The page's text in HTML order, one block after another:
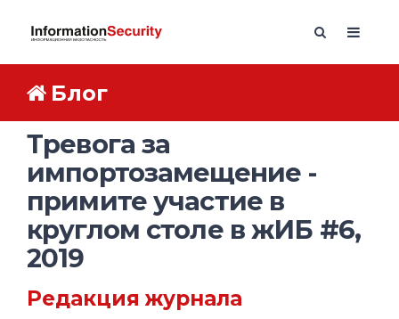
Блог
Тревога за
импортозамещение -
примите участие в
круглом столе в жИБ #6,
2019
Редакция журнала